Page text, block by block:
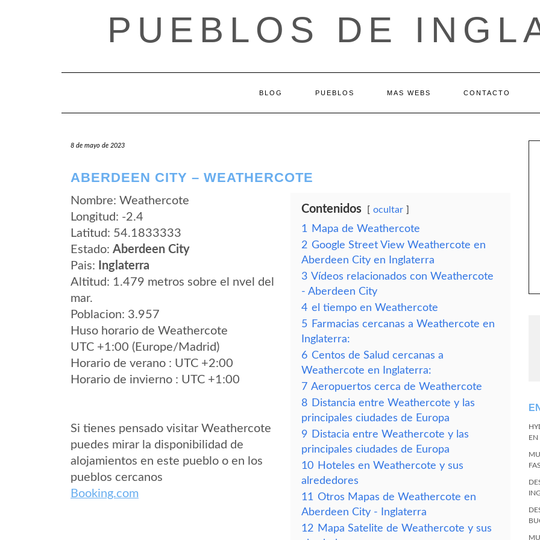
PUEBLOS DE
BLOG PUEBLOS MAS WEBS CONTACTO
8 de mayo de 2023
ABERDEEN CITY – WEATHERCOTE
Nombre: Weathercote
Longitud: -2.4
Latitud: 54.1833333
Estado: Aberdeen City
Pais:
Inglaterra
Altitud: 1.479 metros sobre el nvel del
mar.
Poblacion: 3.957
Huso horario de Weathercote
UTC +1:00 (Europe/Madrid)
Horario de verano : UTC +2:00
Horario de invierno : UTC +1:00
Si tienes pensado visitar Weathercote
puedes mirar la disponibilidad de
alojamientos en este pueblo o en los
pueblos cercanos
Booking.com
Contenidos ocultar
1
Mapa de Weathercote
2 Google Street View Weathercote en
Aberdeen City en Inglaterra
3 Vídeos relacionados con Weathercote
- Aberdeen City
4 el tiempo en Weathercote
5 Farmacias cercanas a Weathercote en
Inglaterra:
6 Centos de Salud cercanas a
Weathercote en Inglaterra:
7 Aeropuertos cerca de Weathercote
8 Distancia entre Weathercote y las
principales ciudades de Europa
9 Distacia entre Weathercote y las
principales ciudades de Europa
10 Hoteles en Weathercote y sus
alrededores
11 Otros Mapas de Weathercote en
Aberdeen City - Inglaterra
12 Mapa Satelite de Weathercote y sus
EN